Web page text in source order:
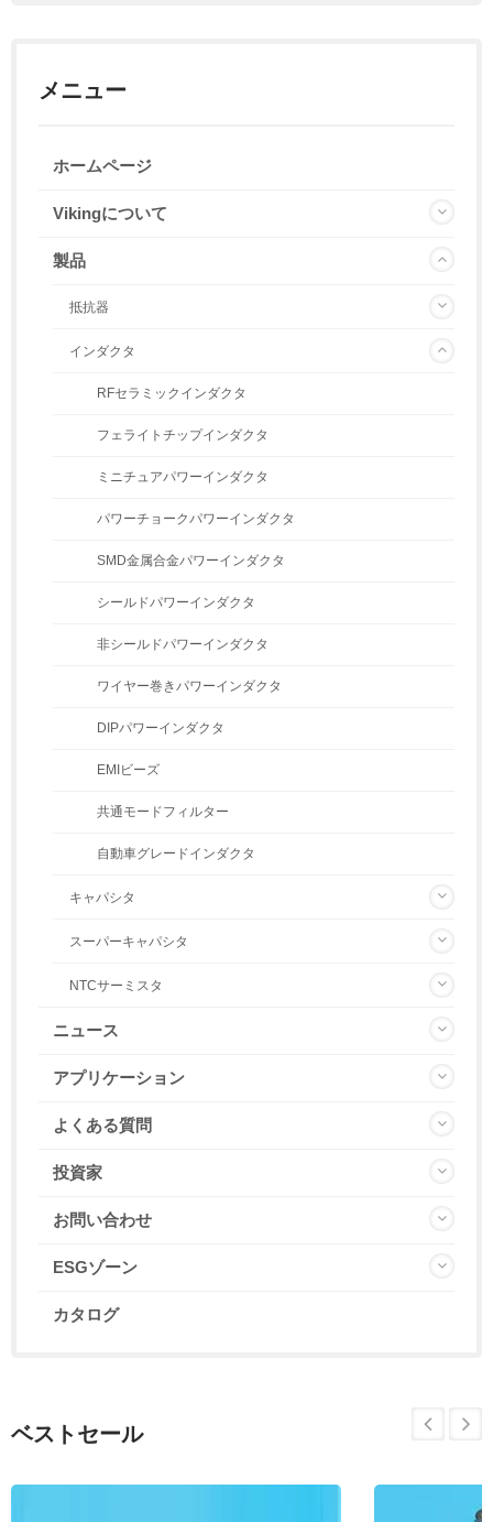
メニュー
ホームページ
Vikingについて
製品
抵抗器
インダクタ
RFセラミックインダクタ
フェライトチップインダクタ
ミニチュアパワーインダクタ
パワーチョークパワーインダクタ
SMD金属合金パワーインダクタ
シールドパワーインダクタ
非シールドパワーインダクタ
ワイヤー巻きパワーインダクタ
DIPパワーインダクタ
EMIビーズ
共通モードフィルター
自動車グレードインダクタ
キャパシタ
スーパーキャパシタ
NTCサーミスタ
ニュース
アプリケーション
よくある質問
投資家
お問い合わせ
ESGゾーン
カタログ
ベストセール